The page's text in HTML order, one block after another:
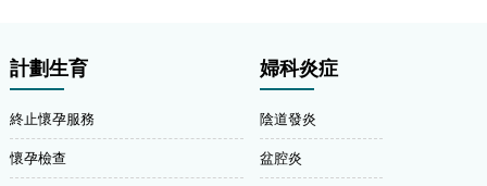
計劃生育
終止懷孕服務
懷孕檢查
婦科炎症
陰道發炎
盆腔炎